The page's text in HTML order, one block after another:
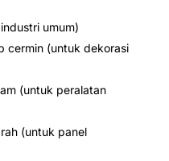
umum)
cermin (untuk dekorasi
(untuk peralatan
(untuk panel